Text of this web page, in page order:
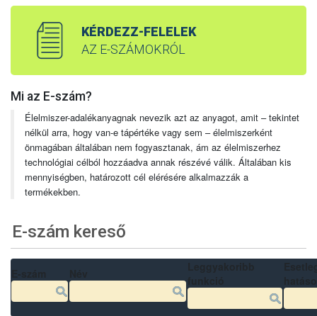
KÉRDEZZ-FELELEK
AZ E-SZÁMOKRÓL
Mi az E-szám?
Élelmiszer-adalékanyagnak nevezik azt az anyagot, amit – tekintet
nélkül arra, hogy van-e tápértéke vagy sem – élelmiszerként
önmagában általában nem fogyasztanak, ám az élelmiszerhez
technológiai célból hozzáadva annak részévé válik. Általában kis
mennyiségben, határozott cél elérésére alkalmazzák a
termékekben.
E-szám kereső